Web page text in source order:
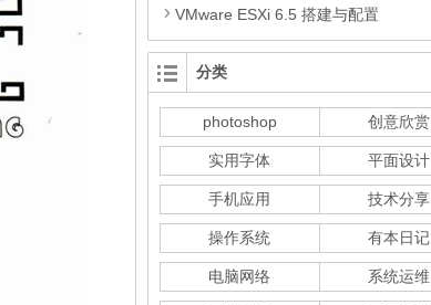
VMware ESXi 6.5 搭建与配置
分类
photoshop 创意欣赏
实用字体 平面设计
手机应用 技术分享
操作系统 有本日记
电脑网络 系统运维